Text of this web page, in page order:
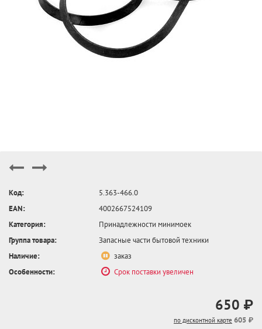
Код:
5.363-466.0
EAN:
4002667524109
Категория:
Принадлежности минимоек
Группа товара:
Запасные части бытовой техники
Наличие:
заказ
Особенности:
Срок поставки увеличен
650 ₽
по дисконтной карте 605 ₽